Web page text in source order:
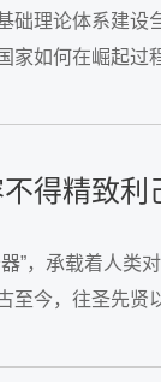
础理论体系建
家如何在崛起过
得精致利
”，承载着人类
至今，往圣先贤